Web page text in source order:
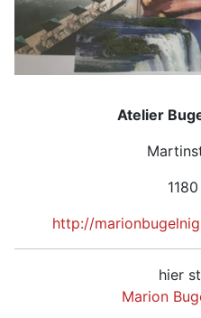
Atelier
http://
hier
Marion